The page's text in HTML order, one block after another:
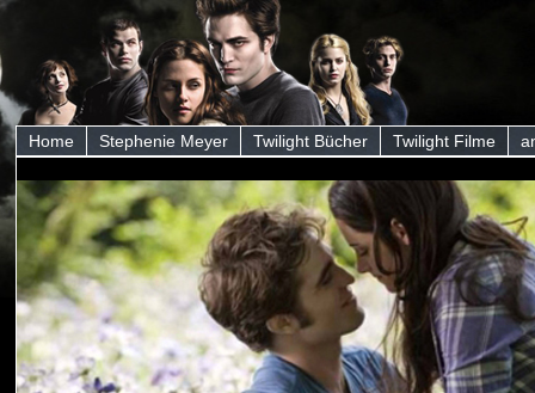
Home Stephenie Meyer Twilight Bücher Twilight Filme